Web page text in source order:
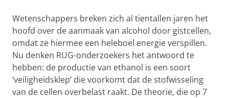
Wetenschappers breken zich al tientallen jaren het
hoofd over de aanmaak van alcohol door gistcellen,
omdat ze hiermee een heleboel energie verspillen.
Nu denken RUG-onderzoekers het antwoord te
hebben: de productie van ethanol is een soort
‘veiligheidsklep’ die voorkomt dat de stofwisseling
van de cellen overbelast raakt. De theorie, die op 7